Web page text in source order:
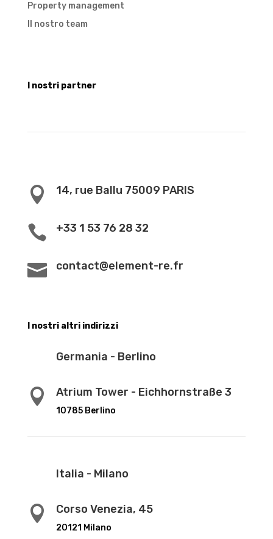
Property management
Il nostro team
I nostri partner
 14, rue Ballu 75009 PARIS
 +33 1 53 76 28 32
 contact@element-re.fr
I nostri altri indirizzi
Germania - Berlino
 Atrium Tower - Eichhornstraße 3
10785 Berlino
Italia - Milano
 Corso Venezia, 45
20121 Milano